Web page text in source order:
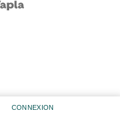
CONNEXION